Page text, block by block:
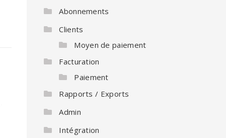
Abonnements
Clients
Moyen de paiement
Facturation
Paiement
Rapports / Exports
Admin
Intégration